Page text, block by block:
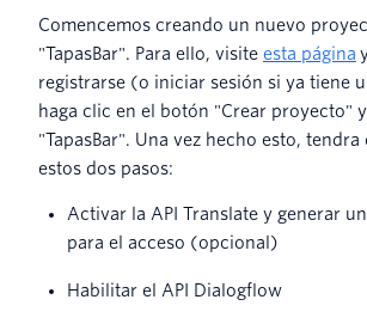
Comencemos creando un nuevo
"TapasBar". Para ello, visite esta página
registrarse (o iniciar sesión si ya tiene
haga clic en el botón "Crear proyecto"
"TapasBar". Una vez hecho esto,
estos dos pasos:
Activar la API Translate y generar
para el acceso (opcional)
Habilitar el API Dialogflow